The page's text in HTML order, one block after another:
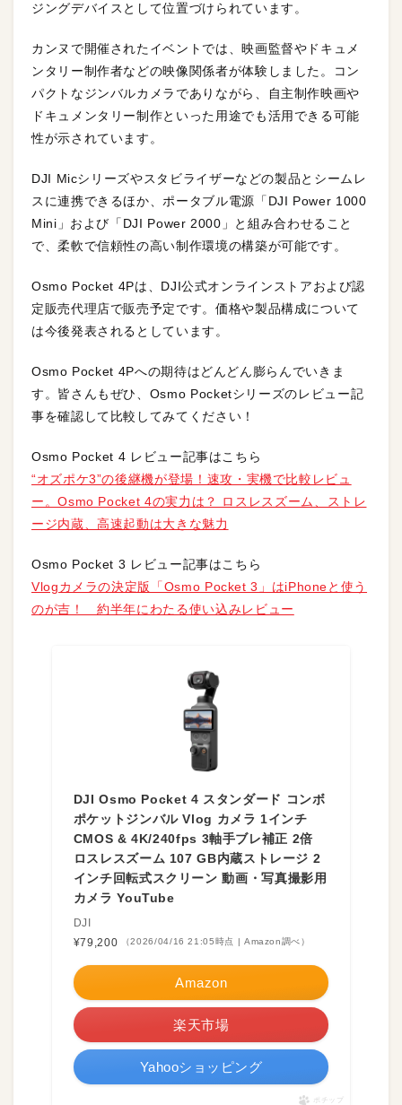
ジングデバイスとして位置づけられています。
カンヌで開催されたイベントでは、映画監督やドキュメ
ンタリー制作者などの映像関係者が体験しました。コン
パクトなジンバルカメラでありながら、自主制作映画や
ドキュメンタリー制作といった用途でも活用できる可能
性が示されています。
DJI Micシリーズやスタビライザーなどの製品とシームレ
スに連携できるほか、ポータブル電源「DJI Power 1000
Mini」および「DJI Power 2000」と組み合わせること
で、柔軟で信頼性の高い制作環境の構築が可能です。
Osmo Pocket 4Pは、DJI公式オンラインストアおよび認
定販売代理店で販売予定です。価格や製品構成について
は今後発表されるとしています。
Osmo Pocket 4Pへの期待はどんどん膨らんでいきま
す。皆さんもぜひ、Osmo Pocketシリーズのレビュー記
事を確認して比較してみてください！
Osmo Pocket 4 レビュー記事はこちら
“オズポケ3”の後継機が登場！速攻・実機で比較レビュ
ー。Osmo Pocket 4の実力は？ ロスレスズーム、ストレ
ージ内蔵、高速起動は大きな魅力
Osmo Pocket 3 レビュー記事はこちら
Vlogカメラの決定版「Osmo Pocket 3」はiPhoneと使う
のが吉！ 約半年にわたる使い込みレビュー
DJI Osmo Pocket 4 スタンダード コンボ
ポケットジンバル Vlog カメラ 1インチ
CMOS & 4K/240fps 3軸手ブレ補正 2倍
ロスレスズーム 107 GB内蔵ストレージ 2
インチ回転式スクリーン 動画・写真撮影用
カメラ YouTube
DJI
¥79,200
（2026/04/16 21:05時点 | Amazon調べ）
Amazon
楽天市場
Yahooショッピング
ポチップ